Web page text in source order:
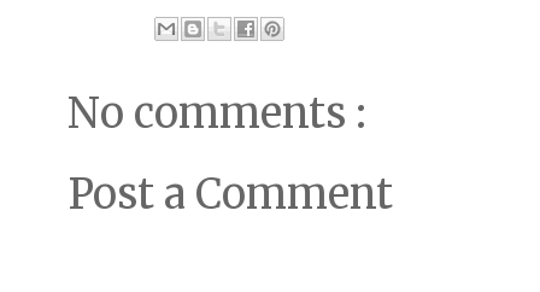
No comments :
Post a Comment